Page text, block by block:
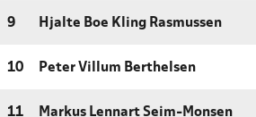
9 Hjalte Boe Kling Rasmussen
10 Peter Villum Berthelsen
11 Markus Lennart Seim-Monsen